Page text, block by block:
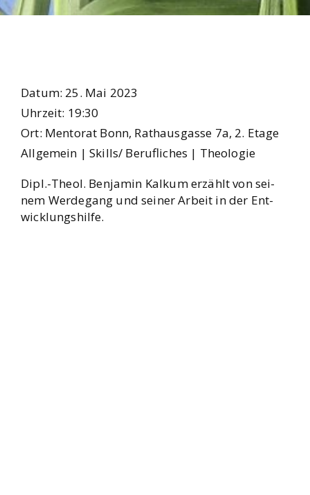
Datum: 25. Mai 2023
Uhr­zeit: 19:30
Ort: Men­to­rat Bonn, Rat­haus­gas­se 7a, 2. Eta­ge
All­ge­mein | Skills/ Beruf­li­ches | Theo­lo­gie
Dipl.-Theol. Ben­ja­min Kal­kum erzählt von sei­
nem Wer­de­gang und sei­ner Arbeit in der Ent­
wick­lungs­hil­fe.